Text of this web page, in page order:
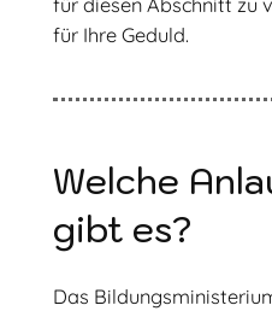
für Ihre Geduld.
Welche
gibt es?
Das